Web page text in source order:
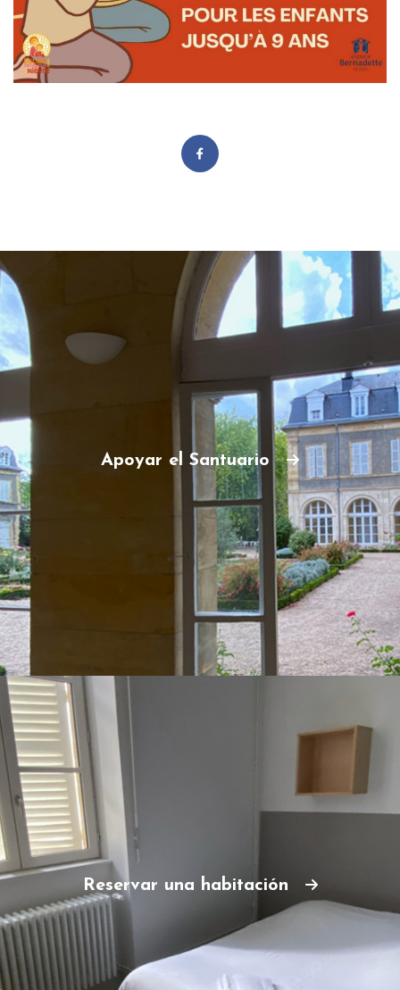
Apoyar el Santuario
Reservar una habitación